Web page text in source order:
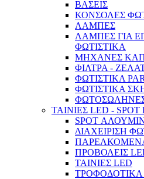
ΒΑΣΕΙΣ
ΚΟΝΣΟΛΕΣ
ΛΑΜΠΕΣ
ΛΑΜΠΕΣ ΓΙΑ
ΦΩΤΙΣΤΙΚΑ
ΜΗΧΑΝΕΣ
ΦΙΛΤΡΑ -
ΦΩΤΙΣΤΙΚΑ PAR
ΦΩΤΙΣΤΙΚΑ
ΤΑΙΝΙΕΣ LED - SPOT
SPOT
ΔΙΑΧΕΙΡΙΣΗ
ΠΡΟΒΟΛΕΙΣ
ΤΑΙΝΙΕΣ LED
ΤΡΟΦΟΔΟΤΙΚΑ